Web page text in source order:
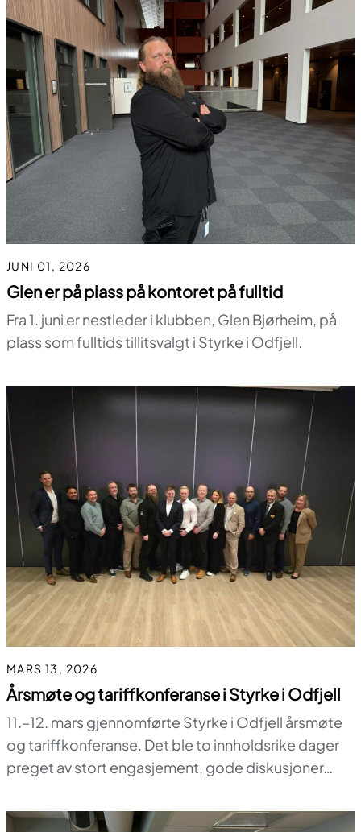
JUNI 01, 2026
Glen er på plass på kontoret på fulltid
Fra 1. juni er nestleder i klubben, Glen Bjørheim, på
plass som fulltids tillitsvalgt i Styrke i Odfjell.
MARS 13, 2026
Årsmøte og tariffkonferanse i Styrke i Odfjell
11.–12. mars gjennomførte Styrke i Odfjell årsmøte
og tariffkonferanse. Det ble to innholdsrike dager
preget av stort engasjement, gode diskusjoner…